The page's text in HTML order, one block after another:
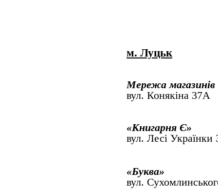
м. Луцьк
Мережа магазинів
вул.
«Книгарня Є»
вул. Лесі
«Буква»
вул.